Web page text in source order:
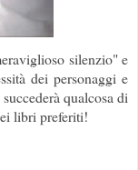
silenzio" e
dei personaggi e
qualcosa di
libri preferiti!